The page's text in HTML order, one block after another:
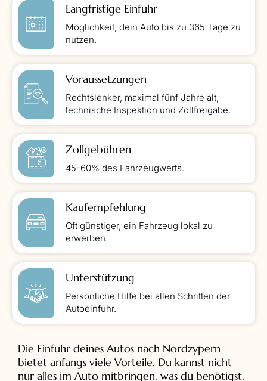
Langfristige Einfuhr
Möglichkeit, dein Auto bis zu 365 Tage zu
nutzen.
Voraussetzungen
Rechtslenker, maximal fünf Jahre alt,
technische Inspektion und Zollfreigabe.
Zollgebühren
45-60% des Fahrzeugwerts.
Kaufempfehlung
Oft günstiger, ein Fahrzeug lokal zu
erwerben.
Unterstützung
Persönliche Hilfe bei allen Schritten der
Autoeinfuhr.
Die Einfuhr deines Autos nach Nordzypern
bietet anfangs viele Vorteile. Du kannst nicht
nur alles im Auto mitbringen, was du benötigst,